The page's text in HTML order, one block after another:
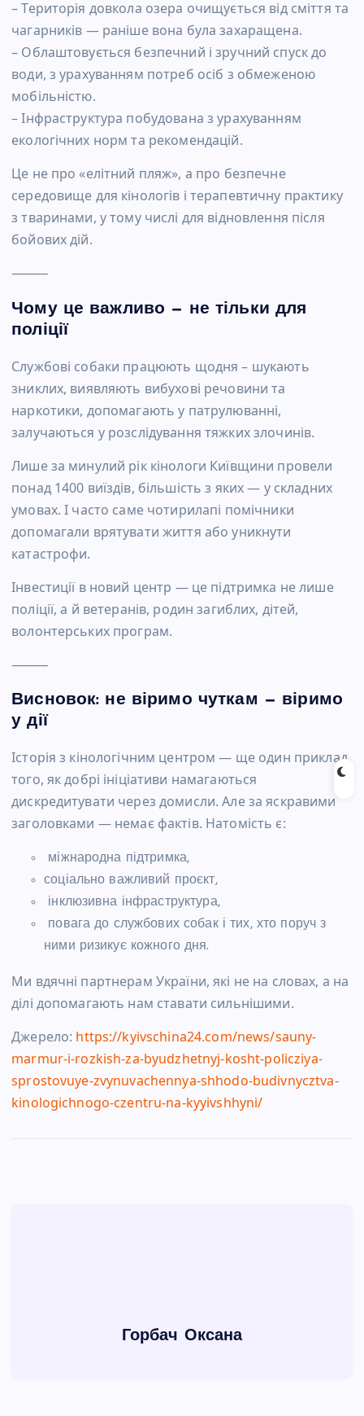
– Територія довкола озера очищується від сміття та
чагарників — раніше вона була захаращена.
– Облаштовується безпечний і зручний спуск до
води, з урахуванням потреб осіб з обмеженою
мобільністю.
– Інфраструктура побудована з урахуванням
екологічних норм та рекомендацій.
Це не про «елітний пляж», а про безпечне
середовище для кінологів і терапевтичну практику
з тваринами, у тому числі для відновлення після
бойових дій.
⸻
Чому це важливо — не тільки для
поліції
Службові собаки працюють щодня – шукають
зниклих, виявляють вибухові речовини та
наркотики, допомагають у патрулюванні,
залучаються у розслідування тяжких злочинів.
Лише за минулий рік кінологи Київщини провели
понад 1400 виїздів, більшість з яких — у складних
умовах. І часто саме чотирилапі помічники
допомагали врятувати життя або уникнути
катастрофи.
Інвестиції в новий центр — це підтримка не лише
поліції, а й ветеранів, родин загиблих, дітей,
волонтерських програм.
⸻
Висновок: не віримо чуткам — віримо
у дії
Історія з кінологічним центром — ще один приклад
того, як добрі ініціативи намагаються
дискредитувати через домисли. Але за яскравими
заголовками — немає фактів. Натомість є:
міжнародна підтримка,
соціально важливий проєкт,
інклюзивна інфраструктура,
повага до службових собак і тих, хто поруч з
ними ризикує кожного дня.
Ми вдячні партнерам України, які не на словах, а на
ділі допомагають нам ставати сильнішими.
Джерело: https://kyivschina24.com/news/sauny-
marmur-i-rozkish-za-byudzhetnyj-kosht-policziya-
sprostovuye-zvynuvachennya-shhodo-budivnycztva-
kinologichnogo-czentru-na-kyyivshhyni/
Горбач Оксана